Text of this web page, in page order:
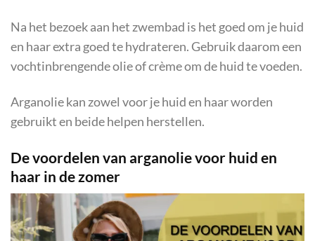
Na het bezoek aan het zwembad is het goed om je huid
en haar extra goed te hydrateren. Gebruik daarom een
vochtinbrengende olie of crème om de huid te voeden.
Arganolie kan zowel voor je huid en haar worden
gebruikt en beide helpen herstellen.
De voordelen van arganolie voor huid en
haar in de zomer